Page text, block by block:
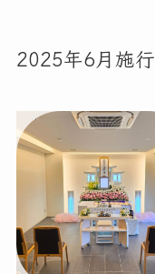
2025年6月施